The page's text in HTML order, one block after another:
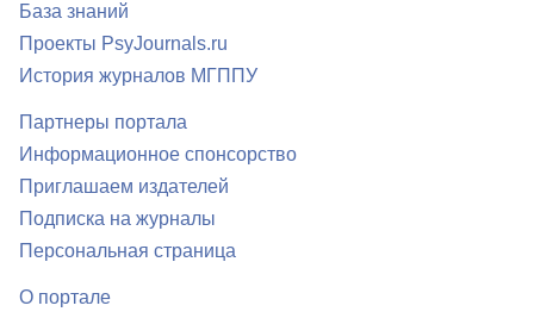
База знаний
Проекты PsyJournals.ru
История журналов МГППУ
Партнеры портала
Информационное спонсорство
Приглашаем издателей
Подписка на журналы
Персональная страница
О портале